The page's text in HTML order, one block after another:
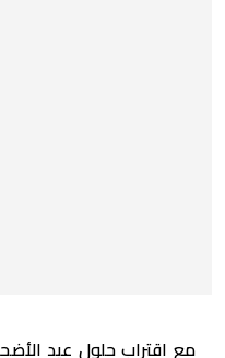
مع اقتراب حلول عيد